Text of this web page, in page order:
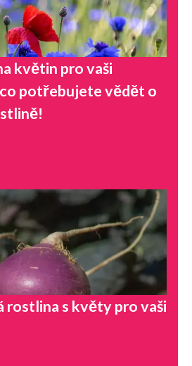
květin pro vaši
co potřebujete vědět o
rostlina s květy pro vaši